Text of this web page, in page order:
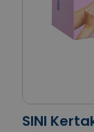
SINI